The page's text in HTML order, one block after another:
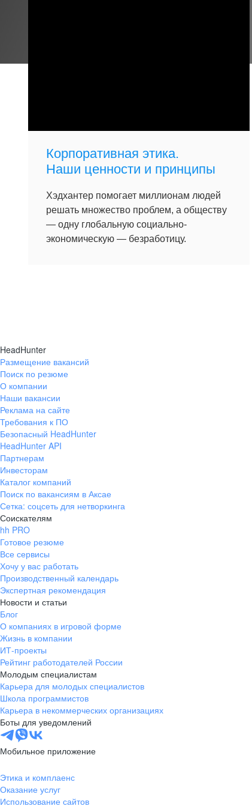
Корпоративная этика.
Наши ценности и принципы
Хэдхантер помогает миллионам людей
решать множество проблем, а обществу
— одну глобальную социально-
экономическую — безработицу.
HeadHunter
Размещение вакансий
Поиск по резюме
О компании
Наши вакансии
Реклама на сайте
Требования к ПО
Безопасный HeadHunter
HeadHunter API
Партнерам
Инвесторам
Каталог компаний
Поиск по вакансиям в Аксае
Сетка: соцсеть для нетворкинга
Соискателям
hh PRO
Готовое резюме
Все сервисы
Хочу у вас работать
Производственный календарь
Экспертная рекомендация
Новости и статьи
Блог
О компаниях в игровой форме
Жизнь в компании
ИТ-проекты
Рейтинг работодателей России
Молодым специалистам
Карьера для молодых специалистов
Школа программистов
Карьера в некоммерческих организациях
Боты для уведомлений
Мобильное приложение
Этика и комплаенс
Оказание услуг
Использование сайтов